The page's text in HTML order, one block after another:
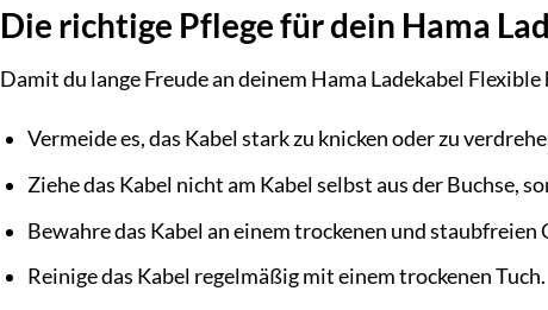
Die richtige Pflege für dein Hama
Damit du lange Freude an deinem Hama Ladekabel
Vermeide es, das Kabel stark zu knicken oder zu
Ziehe das Kabel nicht am Kabel selbst aus der Buchse,
Bewahre das Kabel an einem trockenen und staubfreien
Reinige das Kabel regelmäßig mit einem trockenen Tuch.